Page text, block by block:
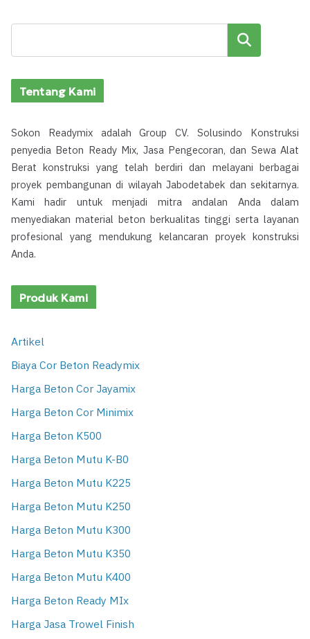
Cari
Tentang Kami
Sokon Readymix adalah Group CV. Solusindo Konstruksi
penyedia Beton Ready Mix, Jasa Pengecoran, dan Sewa Alat
Berat konstruksi yang telah berdiri dan melayani berbagai
proyek pembangunan di wilayah Jabodetabek dan sekitarnya.
Kami hadir untuk menjadi mitra andalan Anda dalam
menyediakan material beton berkualitas tinggi serta layanan
profesional yang mendukung kelancaran proyek konstruksi
Anda.
Produk Kami
Artikel
Biaya Cor Beton Readymix
Harga Beton Cor Jayamix
Harga Beton Cor Minimix
Harga Beton K500
Harga Beton Mutu K-B0
Harga Beton Mutu K225
Harga Beton Mutu K250
Harga Beton Mutu K300
Harga Beton Mutu K350
Harga Beton Mutu K400
Harga Beton Ready MIx
Harga Jasa Trowel Finish